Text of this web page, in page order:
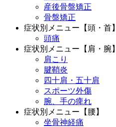
産後骨盤矯正
骨盤矯正
症状別メニュー【頭・首】
頭痛
症状別メニュー【肩・腕】
肩こり
腱鞘炎
四十肩・五十肩
スポーツ外傷
腕、手の痺れ
症状別メニュー【腰】
坐骨神経痛